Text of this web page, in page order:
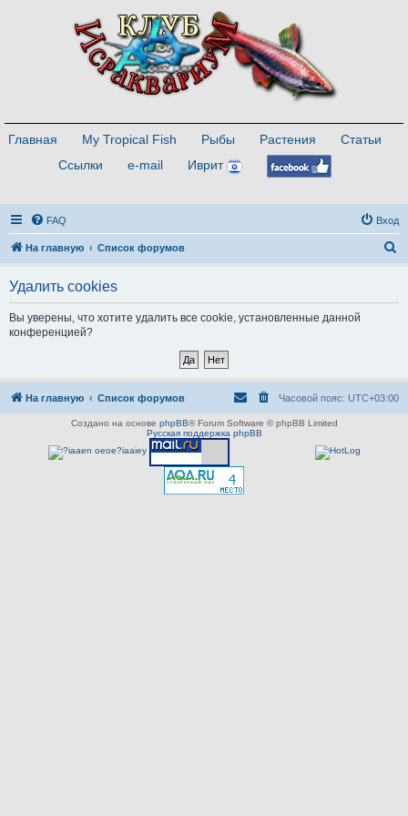
Главная My Tropical Fish Рыбы Растения
Статьи
Ссылки
e-mail Иврит
FAQ Вход
На главную Список форумов
Удалить cookies
Вы уверены, что хотите удалить все cookie, установленные данной
конференцией?
На главную Список форумов Часовой пояс: UTC+03:00
Создано на основе phpBB® Forum Software © phpBB Limited
Русская поддержка phpBB